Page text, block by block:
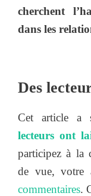
cherchent
dans les
Des
Cet article a
lecteurs ont
participez à la
de vue, votre
commentaires.